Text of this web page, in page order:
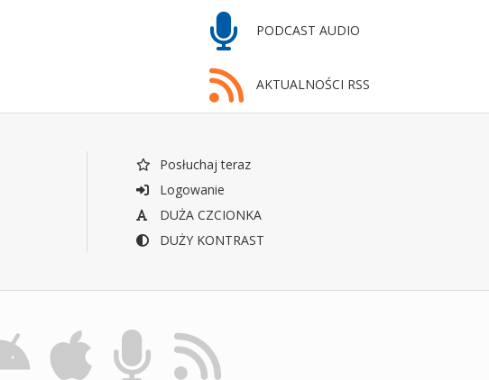
PODCAST AUDIO
AKTUALNOŚCI RSS
Posłuchaj teraz
Logowanie
DUŻA CZCIONKA
DUŻY KONTRAST